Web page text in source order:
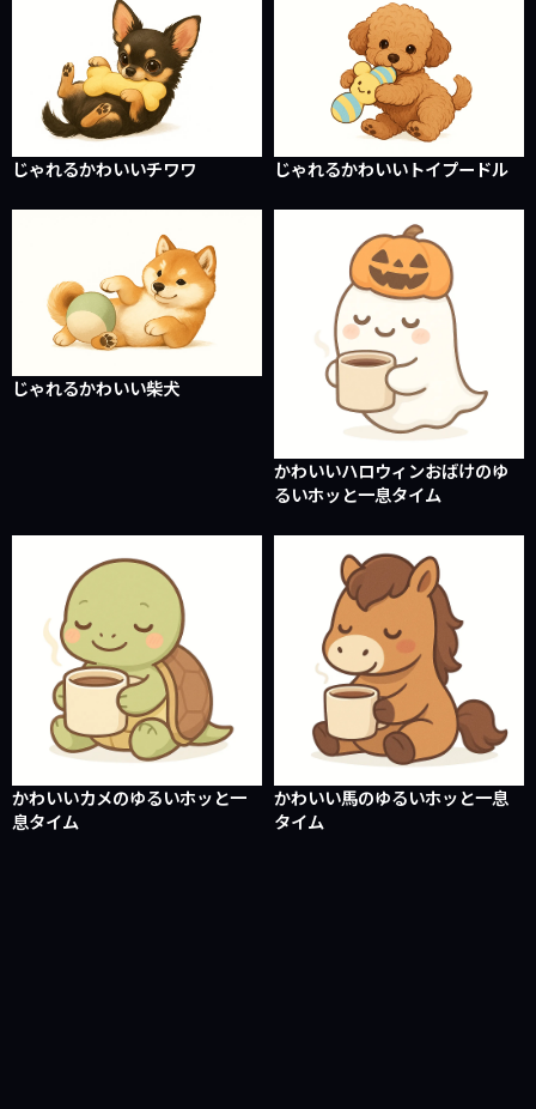
じゃれるかわいいチワワ じゃれるかわいいトイプードル
じゃれるかわいい柴犬
かわいいハロウィンおばけのゆ
るいホッと一息タイム
かわいいカメのゆるいホッと一
息タイム
かわいい馬のゆるいホッと一息
タイム